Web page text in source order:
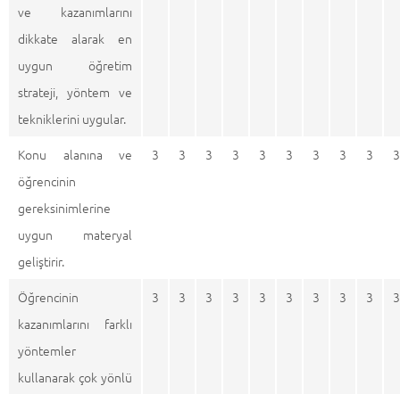
ve kazanımlarını
dikkate alarak en
uygun öğretim
strateji, yöntem ve
tekniklerini uygular.
Konu alanına ve
öğrencinin
gereksinimlerine
uygun materyal
geliştirir.
3 3 3 3 3 3 3 3 3 3
Öğrencinin
kazanımlarını farklı
yöntemler
kullanarak çok yönlü
3 3 3 3 3 3 3 3 3 3